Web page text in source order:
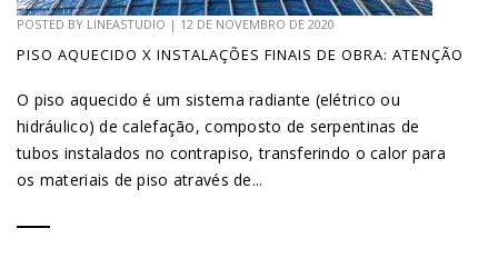
POSTED BY LINEASTUDIO | 12 DE NOVEMBRO DE 2020
PISO AQUECIDO X INSTALAÇÕES FINAIS DE OBRA: ATENÇÃO
O piso aquecido é um sistema radiante (elétrico ou
hidráulico) de calefação, composto de serpentinas de
tubos instalados no contrapiso, transferindo o calor para
os materiais de piso através de...